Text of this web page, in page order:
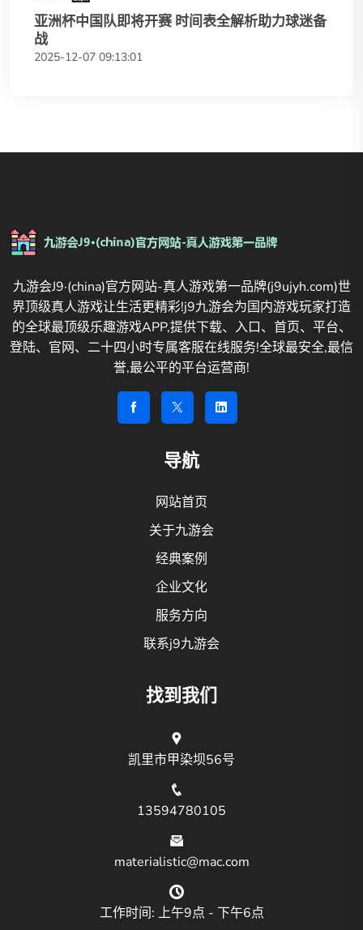
亚洲杯中国队即将开赛 时间表全解析助力球迷备
战
2025-12-07 09:13:01
九游会J9·(china)官方网站-真人游戏第一品牌(j9ujyh.com)世
界顶级真人游戏让生活更精彩!j9九游会为国内游戏玩家打造
的全球最顶级乐趣游戏APP,提供下载、入口、首页、平台、
登陆、官网、二十四小时专属客服在线服务!全球最安全,最信
誉,最公平的平台运营商!
导航
网站首页
关于九游会
经典案例
企业文化
服务方向
联系j9九游会
找到我们
凯里市甲染坝56号
13594780105
materialistic@mac.com
工作时间: 上午9点 - 下午6点